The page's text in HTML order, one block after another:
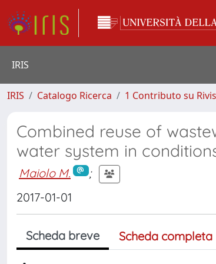
IRIS
IRIS Catalogo Ricerca 1 Contributo su
Combined reuse of
water system in
Maiolo M.
;
2017-01-01
Scheda breve Scheda completa